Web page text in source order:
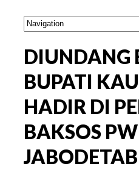
DIUNDANG
BUPATI
HADIR DI
BAKSOS